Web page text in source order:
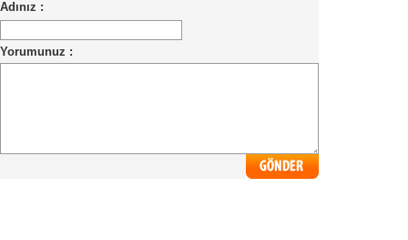
Adınız :
Yorumunuz :